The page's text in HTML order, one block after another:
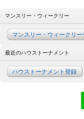
マンスリー・ウィークリー
マンスリー・ウィークリー
最近のハウストーナメント
ハウストーナメント登録